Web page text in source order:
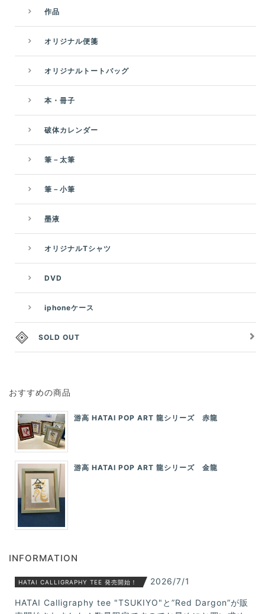
作品
オリジナル便箋
オリジナルトートバッグ
本・冊子
破体カレンダー
筆－太筆
筆－小筆
墨液
オリジナルTシャツ
DVD
iphoneケース
SOLD OUT
おすすめの商品
游高 HATAI POP ART 龍シリーズ 赤龍
游高 HATAI POP ART 龍シリーズ 金龍
INFORMATION
HATAI CALLIGRAPHY TEE 発売開始！ 2026/7/1
HATAI Calligraphy tee "TSUKIYO"と”Red Dargon”が販